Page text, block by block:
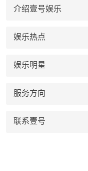
介绍壹号娱乐
娱乐热点
娱乐明星
服务方向
联系壹号